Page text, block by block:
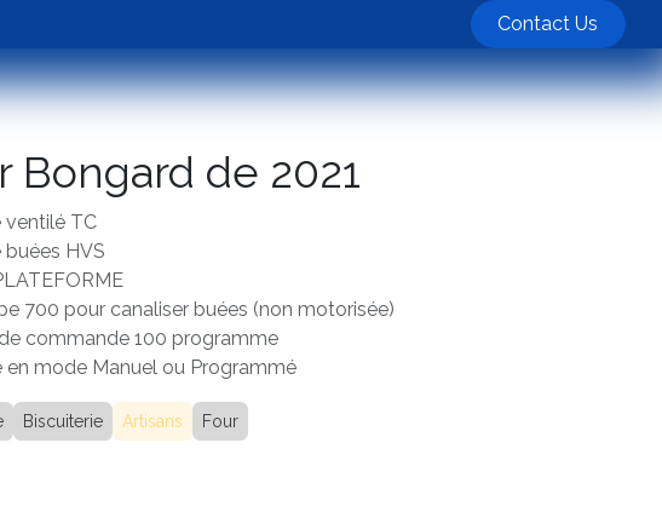
Contact Us
Bongard de 2021
ventilé TC
HVS
700 pour canaliser buées (non motorisée)
commande 100 programme
en mode Manuel ou Programmé
Biscuiterie Artisans Four